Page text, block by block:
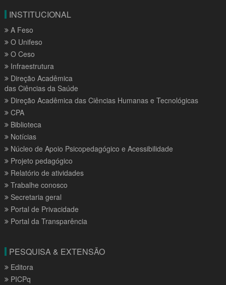
INSTITUCIONAL
A Feso
O Unifeso
O Ceso
Infraestrutura
Direção Acadêmica
das Ciências da Saúde
Direção Acadêmica das Ciências Humanas e Tecnológicas
CPA
Biblioteca
Notícias
Núcleo de Apoio Psicopedagógico e Acessibilidade
Projeto pedagógico
Relatório de atividades
Trabalhe conosco
Secretaria geral
Portal de Privacidade
Portal da Transparência
PESQUISA & EXTENSÃO
Editora
PICPq